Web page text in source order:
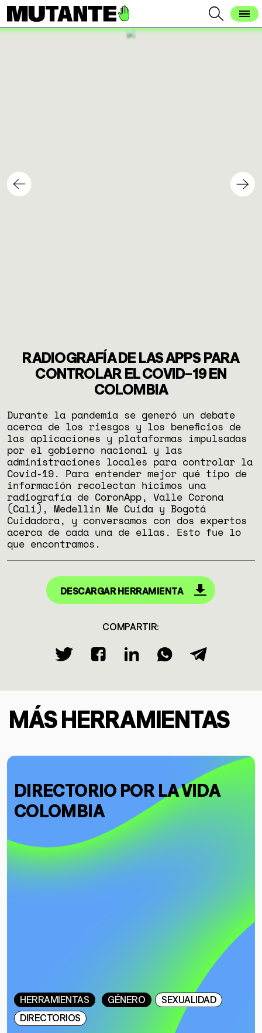
RADIOGRAFÍA DE LAS APPS PARA
CONTROLAR EL COVID-19 EN
COLOMBIA
Durante la pandemia se generó un debate
acerca de los riesgos y los beneficios de
las aplicaciones y plataformas impulsadas
por el gobierno nacional y las
administraciones locales para controlar la
Covid-19. Para entender mejor qué tipo de
información recolectan hicimos una
radiografía de CoronApp, Valle Corona
(Cali), Medellín Me Cuida y Bogotá
Cuidadora, y conversamos con dos expertos
acerca de cada una de ellas. Esto fue lo
que encontramos.
DESCARGAR HERRAMIENTA
COMPARTIR:
MÁS HERRAMIENTAS
DIRECTORIO POR LA VIDA
COLOMBIA
HERRAMIENTAS GÉNERO
SEXUALIDAD
DIRECTORIOS